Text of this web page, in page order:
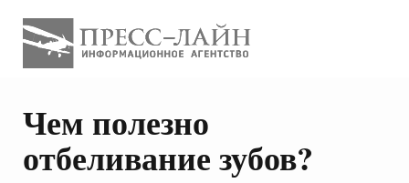
Чем полезно
отбеливание зубов?